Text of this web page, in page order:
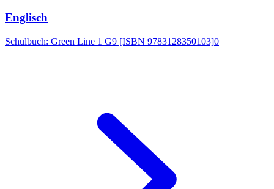
Englisch
Schulbuch: Green Line 1 G9 [ISBN 9783128350103]0